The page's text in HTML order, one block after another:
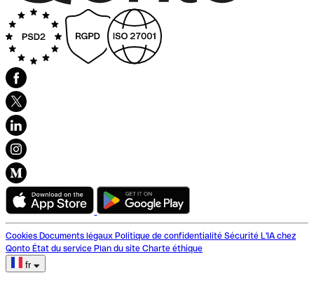
Cookies Documents légaux Politique de confidentialité Sécurité L'IA chez
Qonto État du service Plan du site Charte éthique
fr